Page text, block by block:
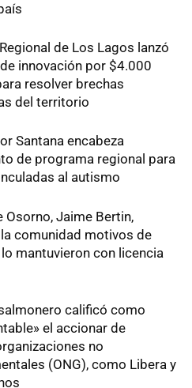
de Los Lagos lanzó
innovación por $4.000
resolver brechas
del territorio
Santana encabeza
de programa regional para
al autismo
Osorno, Jaime Bertin,
comunidad motivos de
mantuvieron con licencia
calificó como
el accionar de
no
(ONG), como Libera y